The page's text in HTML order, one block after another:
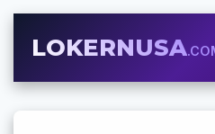
LOKERNUSA